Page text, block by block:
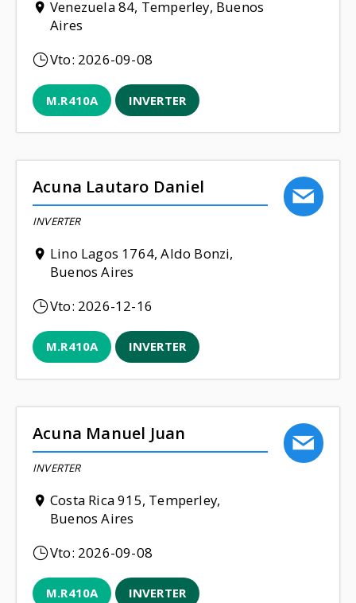
Venezuela 84, Temperley, Buenos
Aires
Vto: 2026-09-08
M.R410A INVERTER
Acuna Lautaro Daniel
INVERTER
Lino Lagos 1764, Aldo Bonzi,
Buenos Aires
Vto: 2026-12-16
M.R410A INVERTER
Acuna Manuel Juan
INVERTER
Costa Rica 915, Temperley,
Buenos Aires
Vto: 2026-09-08
M.R410A INVERTER